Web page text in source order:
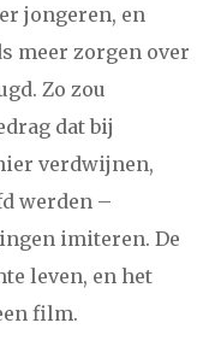
jongeren, en
meer zorgen over
Zo zou
dat bij
verdwijnen,
werden –
imiteren. De
leven, en het
film.